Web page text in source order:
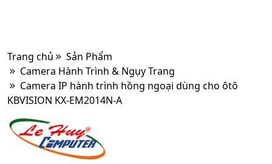
Trang chủ
Sản Phẩm
Camera Hành Trình & Ngụy Trang
Camera IP hành trình hồng ngoại dùng cho ôtô
KBVISION KX-EM2014N-A